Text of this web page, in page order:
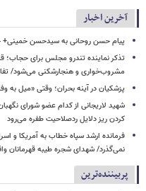
آخرین اخبار
پیام حسن روحانی به سیدحسن خمینی+
تذکر نماینده تندرو مجلس برای حجاب؛
مشروب‌خواری و هنجارشکنی می‌شود/
پزشکیان در آینه بحران؛ وقتی «میل به
شهید لاریجانی از کدام عضو شورای
کردن ریز دلایل ردصلاحیت طفره می‌رود
فرمانده ارشد سپاه خطاب به آمریکا و
نمی‌گذرد/ شهدای شجره طیبه قهرمانان
پربیننده‌ترین